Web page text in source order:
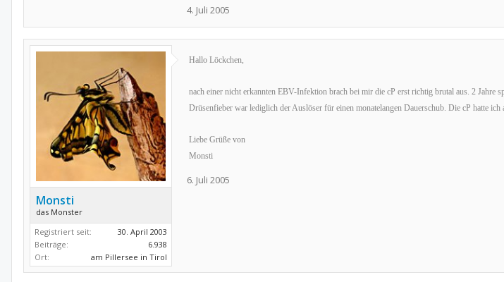
4. Juli 2005
Monsti
das Monster
Registriert seit:
30. April 2003
Beiträge:
6.938
Ort:
am Pillersee in Tirol
Hallo Löckchen,
nach einer nicht erkannten EBV-Infektion brach bei mir die cP erst richtig brutal aus. 2 Jahre
Drüsenfieber war lediglich der Auslöser für einen monatelangen Dauerschub. Die cP hatte ich
Liebe Grüße von
Monsti
6. Juli 2005